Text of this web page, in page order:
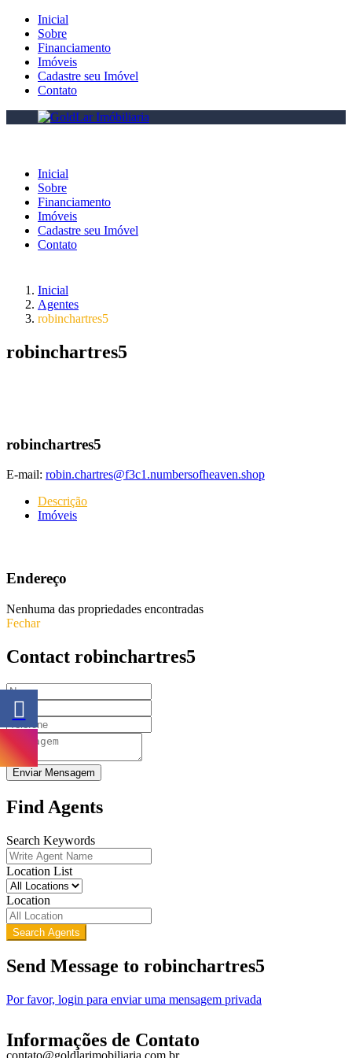
Inicial
Sobre
Financiamento
Imóveis
Cadastre seu Imóvel
Contato
Inicial
Sobre
Financiamento
Imóveis
Cadastre seu Imóvel
Contato
Inicial
Agentes
robinchartres5
robinchartres5
robinchartres5
E-mail: robin.chartres@f3c1.numbersofheaven.shop
Descrição
Imóveis
Endereço
Nenhuma das propriedades encontradas
Fechar
Contact robinchartres5
Enviar Mensagem
Find Agents
Search Keywords
Location List
Location
Search Agents
Send Message to robinchartres5
Por favor, login para enviar uma mensagem privada
Informações de Contato